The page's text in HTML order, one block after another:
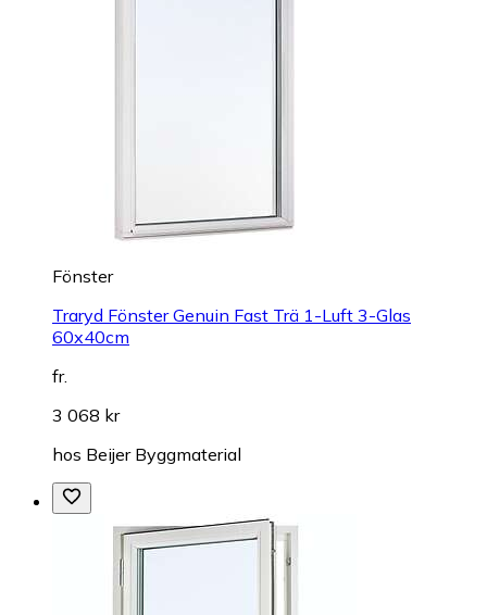
Fönster
Traryd Fönster Genuin Fast Trä 1-Luft 3-Glas
60x40cm
fr.
3 068 kr
hos Beijer Byggmaterial